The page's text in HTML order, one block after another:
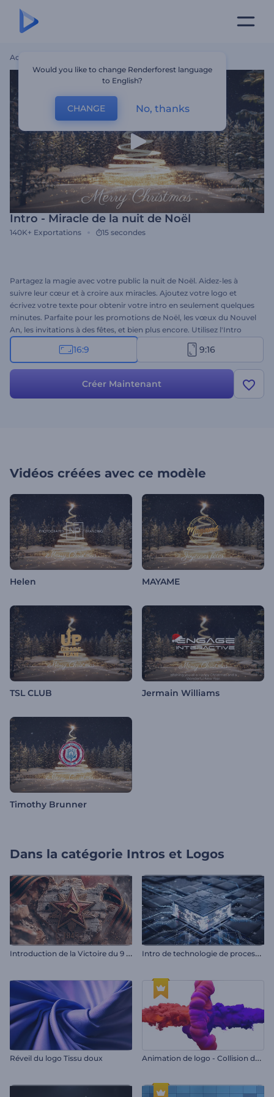
Accueil
Intro - Miracle de la nuit de Noël
140K+ Exportations 15 secondes
Partagez la magie avec votre public la nuit de Noël. Aidez-les à
suivre leur cœur et à croire aux miracles. Ajoutez votre logo et
écrivez votre texte pour obtenir votre intro en seulement quelques
minutes. Parfaite pour les promotions de Noël, les vœux du Nouvel
An, les invitations à des fêtes, et bien plus encore. Utilisez l'Intro
Miracle de la nuit de Noël pour envoyer vos souhaits. Essayez dès
16:9 9:16
Créer Maintenant
Vidéos créées avec ce modèle
Helen MAYAME
TSL CLUB Jermain Williams
Timothy Brunner
Dans la catégorie Intros et Logos
I
ntroduction de la Victoire du 9 Mai I
ntro de technologie de processeurs
Réveil du logo Tissu doux A
nimation de logo - Collision de couleurs
Would you like to change Renderforest language
to English?
CHANGE No, thanks